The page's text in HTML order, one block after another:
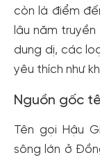
còn là điểm
lâu năm
dung dị, các
yêu thích như
Nguồn gốc
Tên gọi Hậu
sông lớn ở